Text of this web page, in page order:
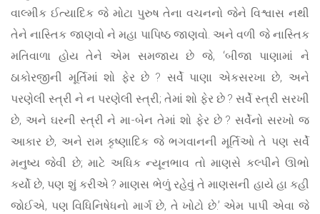
વાલ્મીક ઈત્યાદિક જે મોટા પુરુષ તેના વચનનો જેને વિશ્વાસ નથી
તેને નાસ્તિક જાણવો ને મહા પાપિષ્ઠ જાણવો. અને વળી જે નાસ્તિક
મતિવાળા હોય તેને એમ સમજાય છે જે, ‘બીજા પાણામાં ને
ઠાકોરજીની મૂર્તિમાં શો ફેર છે ? સર્વે પાણા એકસરખા છે, અને
પરણેલી સ્ત્રી ને ન પરણેલી સ્ત્રી; તેમાં શો ફેર છે ? સર્વે સ્ત્રી સરખી
છે, અને ઘરની સ્ત્રી ને મા-બેન તેમાં શો ફેર છે ? સર્વેનો સરખો જ
આકાર છે, અને રામ કૃષ્ણાદિક જે ભગવાનની મૂર્તિઓ તે પણ સર્વે
મનુષ્ય જેવી છે; માટે અધિક ન્યૂનભાવ તો માણસે કલ્પીને ઊભો
કર્યો છે, પણ શું કરીએ ? માણસ ભેળું રહેવું તે માણસની હાયે હા કહી
જોઈએ, પણ વિધિનિષેધનો માર્ગ છે, તે ખોટો છે.’ એમ પાપી એવા જે